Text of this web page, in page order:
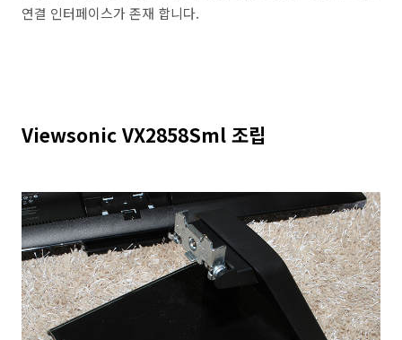
연결 인터페이스가 존재 합니다.
Viewsonic VX2858Sml 조립